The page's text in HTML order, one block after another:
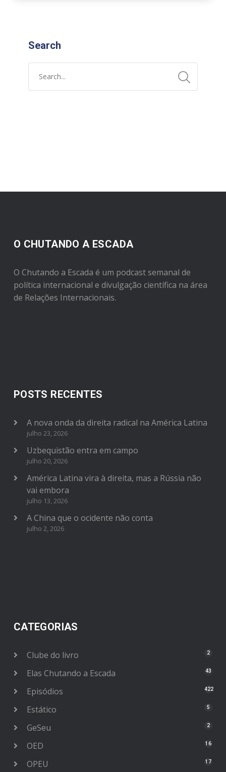
Search
O CHUTANDO A ESCADA
O Chutando a Escada é um podcast semanal de
política internacional e divulgação científica na área
de Relações Internacionais.
POSTS RECENTES
A nova onda da direita radical na América Latina
julho 23, 2026
Uzbequistão entra em campo
julho 20, 2026
América Latina vira à direita, mas a Rússia não
vai embora
julho 13, 2026
A China que o ocidente não conta
julho 2, 2026
CATEGORIAS
Clube do livro 2
Elas Chutando a Escada 43
Episódios 422
Estático 5
GeSeu 2
OED 16
OPEU 17